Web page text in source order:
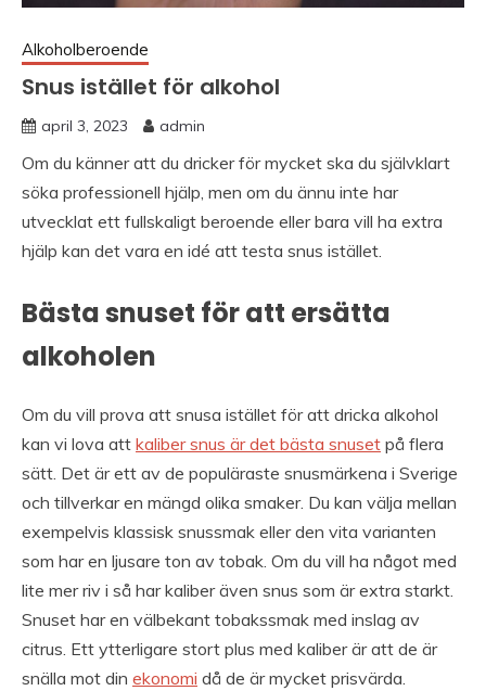
Alkoholberoende
Snus istället för alkohol
april 3, 2023 admin
Om du känner att du dricker för mycket ska du självklart
söka professionell hjälp, men om du ännu inte har
utvecklat ett fullskaligt beroende eller bara vill ha extra
hjälp kan det vara en idé att testa snus istället.
Bästa snuset för att ersätta
alkoholen
Om du vill prova att snusa istället för att dricka alkohol
kan vi lova att kaliber snus är det bästa snuset på flera
sätt. Det är ett av de populäraste snusmärkena i Sverige
och tillverkar en mängd olika smaker. Du kan välja mellan
exempelvis klassisk snussmak eller den vita varianten
som har en ljusare ton av tobak. Om du vill ha något med
lite mer riv i så har kaliber även snus som är extra starkt.
Snuset har en välbekant tobakssmak med inslag av
citrus. Ett ytterligare stort plus med kaliber är att de är
snälla mot din ekonomi då de är mycket prisvärda.